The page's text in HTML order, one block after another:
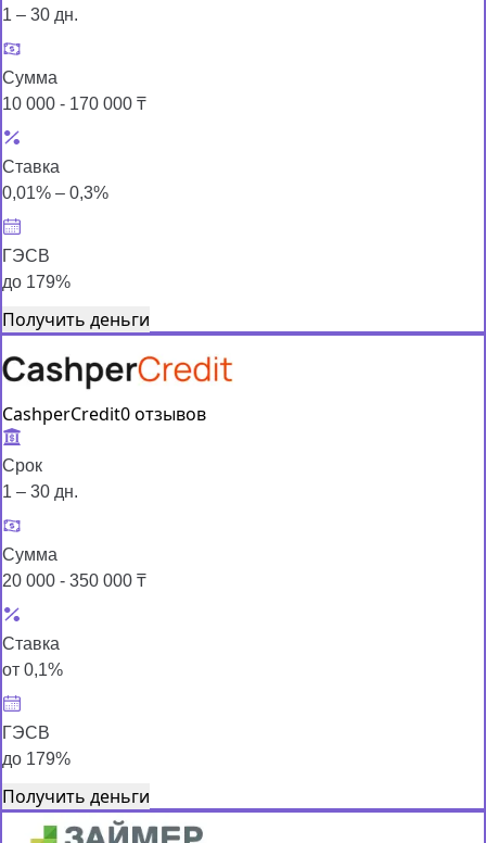
1 – 30 дн.
Сумма
10 000 - 170 000 ₸
Ставка
0,01% – 0,3%
ГЭСВ
до 179%
Получить деньги
CashperCredit0 отзывов
Срок
1 – 30 дн.
Сумма
20 000 - 350 000 ₸
Ставка
от 0,1%
ГЭСВ
до 179%
Получить деньги